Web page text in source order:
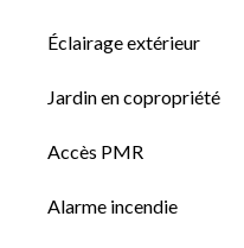
Éclairage extérieur
Jardin en copropriété
Accès PMR
Alarme incendie